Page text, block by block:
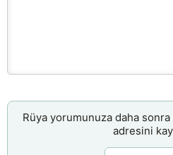
Rüya yorumunuza daha
adresini